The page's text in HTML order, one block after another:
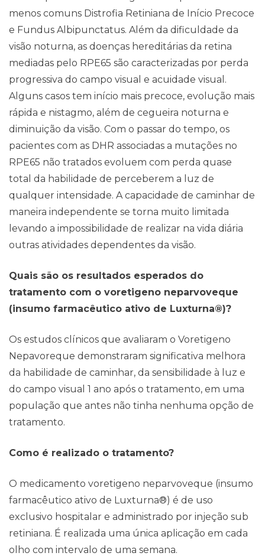
menos comuns Distrofia Retiniana de Início Precoce
e Fundus Albipunctatus. Além da dificuldade da
visão noturna, as doenças hereditárias da retina
mediadas pelo RPE65 são caracterizadas por perda
progressiva do campo visual e acuidade visual.
Alguns casos tem início mais precoce, evolução mais
rápida e nistagmo, além de cegueira noturna e
diminuição da visão. Com o passar do tempo, os
pacientes com as DHR associadas a mutações no
RPE65 não tratados evoluem com perda quase
total da habilidade de perceberem a luz de
qualquer intensidade. A capacidade de caminhar de
maneira independente se torna muito limitada
levando a impossibilidade de realizar na vida diária
outras atividades dependentes da visão.
Quais são os resultados esperados do
tratamento com o voretigeno neparvoveque
(insumo farmacêutico ativo de Luxturna®️)?
Os estudos clínicos que avaliaram o Voretigeno
Nepavoreque demonstraram significativa melhora
da habilidade de caminhar, da sensibilidade à luz e
do campo visual 1 ano após o tratamento, em uma
população que antes não tinha nenhuma opção de
tratamento.
Como é realizado o tratamento?
O medicamento voretigeno neparvoveque (insumo
farmacêutico ativo de Luxturna®️) é de uso
exclusivo hospitalar e administrado por injeção sub
retiniana. É realizada uma única aplicação em cada
olho com intervalo de uma semana.